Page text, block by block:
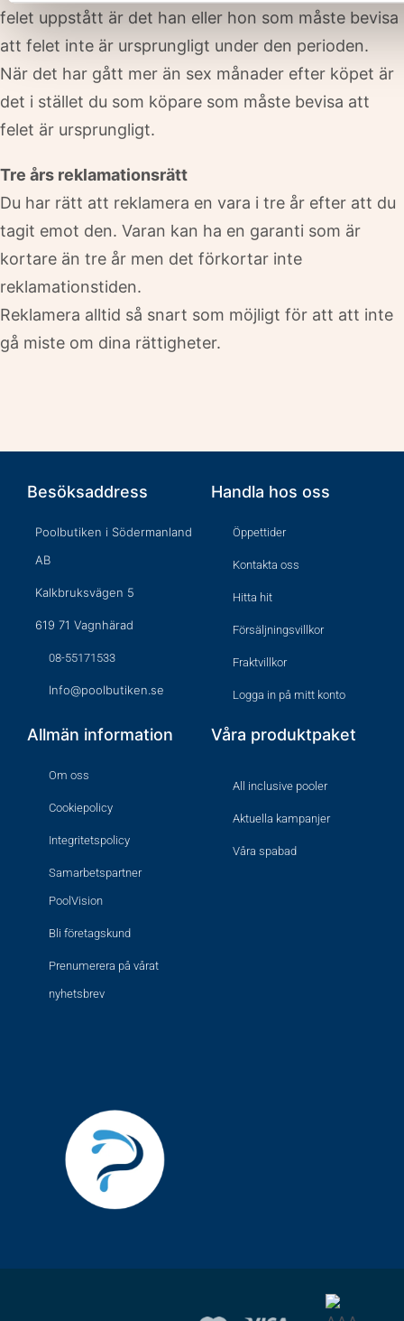
felet uppstått är det han eller hon som måste bevisa
att felet inte är ursprungligt under den perioden.
När det har gått mer än sex månader efter köpet är
det i stället du som köpare som måste bevisa att
felet är ursprungligt.
Tre års reklamationsrätt
Du har rätt att reklamera en vara i tre år efter att du
tagit emot den. Varan kan ha en garanti som är
kortare än tre år men det förkortar inte
reklamationstiden.
Reklamera alltid så snart som möjligt för att att inte
gå miste om dina rättigheter.
Besöksaddress
Poolbutiken i Södermanland
AB
Kalkbruksvägen 5
619 71 Vagnhärad
08-55171533
Info@poolbutiken.se
Handla hos oss
Öppettider
Kontakta oss
Hitta hit
Försäljningsvillkor
Fraktvillkor
Logga in på mitt konto
Allmän information
Om oss
Cookiepolicy
Integritetspolicy
Samarbetspartner
PoolVision
Bli företagskund
Prenumerera på vårat
nyhetsbrev
Våra produktpaket
All inclusive pooler
Aktuella kampanjer
Våra spabad